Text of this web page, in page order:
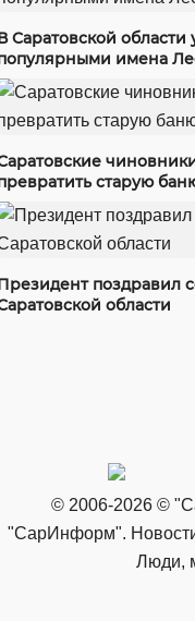
Саратовской
имена
старую
поздравил
области
© 2006-2026 ©
"СарИнформ".
Люди,